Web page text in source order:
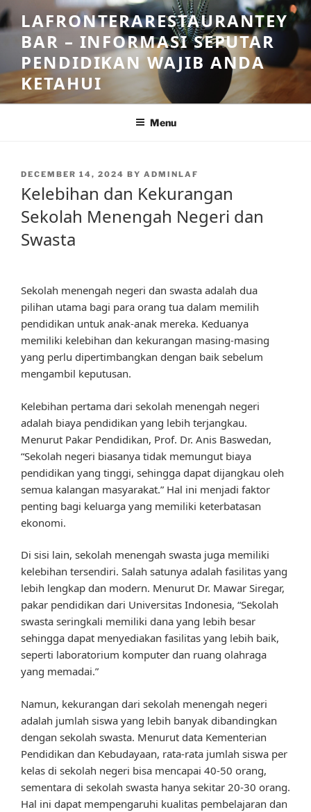
Skip
to
content
LAFRONTERARESTAURANTEY
BAR – INFORMASI SEPUTAR
PENDIDIKAN WAJIB ANDA
KETAHUI
Menu
POSTED
DECEMBER 14, 2024 BY ADMINLAF
Kelebihan dan Kekurangan
Sekolah Menengah Negeri dan
Swasta
Sekolah menengah negeri dan swasta adalah dua
pilihan utama bagi para orang tua dalam memilih
pendidikan untuk anak-anak mereka. Keduanya
memiliki kelebihan dan kekurangan masing-masing
yang perlu dipertimbangkan dengan baik sebelum
mengambil keputusan.
Kelebihan pertama dari sekolah menengah negeri
adalah biaya pendidikan yang lebih terjangkau.
Menurut Pakar Pendidikan, Prof. Dr. Anis Baswedan,
“Sekolah negeri biasanya tidak memungut biaya
pendidikan yang tinggi, sehingga dapat dijangkau oleh
semua kalangan masyarakat.” Hal ini menjadi faktor
penting bagi keluarga yang memiliki keterbatasan
ekonomi.
Di sisi lain, sekolah menengah swasta juga memiliki
kelebihan tersendiri. Salah satunya adalah fasilitas yang
lebih lengkap dan modern. Menurut Dr. Mawar Siregar,
pakar pendidikan dari Universitas Indonesia, “Sekolah
swasta seringkali memiliki dana yang lebih besar
sehingga dapat menyediakan fasilitas yang lebih baik,
seperti laboratorium komputer dan ruang olahraga
yang memadai.”
Namun, kekurangan dari sekolah menengah negeri
adalah jumlah siswa yang lebih banyak dibandingkan
dengan sekolah swasta. Menurut data Kementerian
Pendidikan dan Kebudayaan, rata-rata jumlah siswa per
kelas di sekolah negeri bisa mencapai 40-50 orang,
sementara di sekolah swasta hanya sekitar 20-30 orang.
Hal ini dapat mempengaruhi kualitas pembelajaran dan